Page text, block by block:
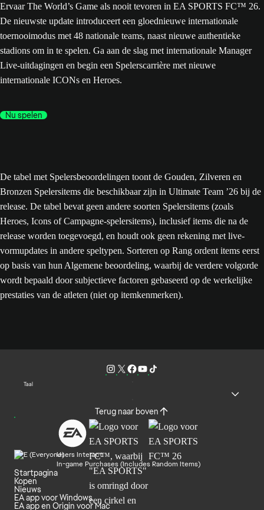
Ervaar The World’s Game als nooit tevoren in EA SPORTS FC™ 26.
De nieuwste update introduceert een gloednieuwe internationale
toernooimodus met 48 nationale teams, naast nieuwe authentieke
stadions om in te spelen. Ga aan de slag met internationale Manager
Live-uitdagingen en begin een Spelerscarrière met nieuwe
internationale ICONs en Heroes.
Nu spelen
De tabel met Spelersbeoordelingen toont de Gouden, Zilveren en
Bronzen Spelersitems die beschikbaar zijn in Ultimate Team ’26 bij de
release. De tabel bevat geen andere soorten Spelersitems (zoals
Heroes, Icons of Campagne-spelersitems), inclusief items die na de
release worden toegevoegd, en houdt ook geen rekening met live-
vormupdates in andere speltypen. Sorteren op Rang ordent items eerst
op basis van hun Algemene beoordeling, waarbij de verdere volgorde
wordt bepaald door subjectieve factoren gebaseerd op de werkelijke
prestaties van de atleten (niet op itemkenmerken).
Taal
Terug naar boven
Users Interact
In-game Purchases (Includes Random Items)
Startpagina
Kopen
Nieuws
EA app voor Windows
EA app en Origin voor Mac